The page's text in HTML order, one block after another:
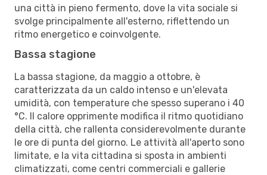
una città in pieno fermento, dove la vita sociale si
svolge principalmente all'esterno, riflettendo un
ritmo energetico e coinvolgente.
Bassa stagione
La bassa stagione, da maggio a ottobre, è
caratterizzata da un caldo intenso e un'elevata
umidità, con temperature che spesso superano i 40
°C. Il calore opprimente modifica il ritmo quotidiano
della città, che rallenta considerevolmente durante
le ore di punta del giorno. Le attività all'aperto sono
limitate, e la vita cittadina si sposta in ambienti
climatizzati, come centri commerciali e gallerie